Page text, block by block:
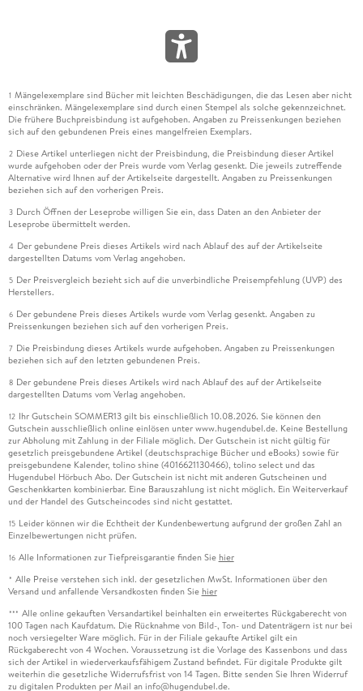
1 Mängelexemplare sind Bücher mit leichten Beschädigungen, die das Lesen aber nicht
einschränken. Mängelexemplare sind durch einen Stempel als solche gekennzeichnet.
Die frühere Buchpreisbindung ist aufgehoben. Angaben zu Preissenkungen beziehen
sich auf den gebundenen Preis eines mangelfreien Exemplars.
2 Diese Artikel unterliegen nicht der Preisbindung, die Preisbindung dieser Artikel
wurde aufgehoben oder der Preis wurde vom Verlag gesenkt. Die jeweils zutreffende
Alternative wird Ihnen auf der Artikelseite dargestellt. Angaben zu Preissenkungen
beziehen sich auf den vorherigen Preis.
3 Durch Öffnen der Leseprobe willigen Sie ein, dass Daten an den Anbieter der
Leseprobe übermittelt werden.
4 Der gebundene Preis dieses Artikels wird nach Ablauf des auf der Artikelseite
dargestellten Datums vom Verlag angehoben.
5 Der Preisvergleich bezieht sich auf die unverbindliche Preisempfehlung (UVP) des
Herstellers.
6 Der gebundene Preis dieses Artikels wurde vom Verlag gesenkt. Angaben zu
Preissenkungen beziehen sich auf den vorherigen Preis.
7 Die Preisbindung dieses Artikels wurde aufgehoben. Angaben zu Preissenkungen
beziehen sich auf den letzten gebundenen Preis.
8 Der gebundene Preis dieses Artikels wird nach Ablauf des auf der Artikelseite
dargestellten Datums vom Verlag angehoben.
12 Ihr Gutschein SOMMER13 gilt bis einschließlich 10.08.2026. Sie können den
Gutschein ausschließlich online einlösen unter www.hugendubel.de. Keine Bestellung
zur Abholung mit Zahlung in der Filiale möglich. Der Gutschein ist nicht gültig für
gesetzlich preisgebundene Artikel (deutschsprachige Bücher und eBooks) sowie für
preisgebundene Kalender, tolino shine (4016621130466), tolino select und das
Hugendubel Hörbuch Abo. Der Gutschein ist nicht mit anderen Gutscheinen und
Geschenkkarten kombinierbar. Eine Barauszahlung ist nicht möglich. Ein Weiterverkauf
und der Handel des Gutscheincodes sind nicht gestattet.
15 Leider können wir die Echtheit der Kundenbewertung aufgrund der großen Zahl an
Einzelbewertungen nicht prüfen.
16 Alle Informationen zur Tiefpreisgarantie finden Sie hier
* Alle Preise verstehen sich inkl. der gesetzlichen MwSt. Informationen über den
Versand und anfallende Versandkosten finden Sie hier
*** Alle online gekauften Versandartikel beinhalten ein erweitertes Rückgaberecht von
100 Tagen nach Kaufdatum. Die Rücknahme von Bild-, Ton- und Datenträgern ist nur bei
noch versiegelter Ware möglich. Für in der Filiale gekaufte Artikel gilt ein
Rückgaberecht von 4 Wochen. Voraussetzung ist die Vorlage des Kassenbons und dass
sich der Artikel in wiederverkaufsfähigem Zustand befindet. Für digitale Produkte gilt
weiterhin die gesetzliche Widerrufsfrist von 14 Tagen. Bitte senden Sie Ihren Widerruf
zu digitalen Produkten per Mail an info@hugendubel.de.